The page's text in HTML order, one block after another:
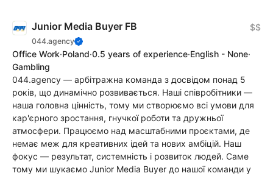
Junior Media Buyer FB
044.agency
$$
Office Work·Poland·0.5 years of experience·English - None·
Gambling
044.agency — арбітражна команда з досвідом понад 5
років, що динамічно розвивається. Наші співробітники —
наша головна цінність, тому ми створюємо всі умови для
кар'єрного зростання, гнучкої роботи та дружньої
атмосфери. Працюємо над масштабними проєктами, де
немає меж для креативних ідей та нових амбіцій. Наш
фокус — результат, системність і розвиток людей. Саме
тому ми шукаємо Junior Media Buyer до нашої команди у